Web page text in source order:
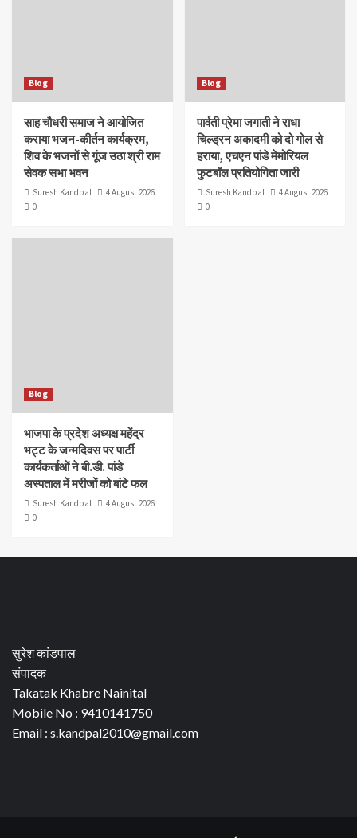
Blog
साह चौधरी समाज ने आयोजित
कराया भजन-कीर्तन कार्यक्रम,
शिव के भजनों से गूंज उठा श्री राम
सेवक सभा भवन
Suresh Kandpal
4 August 2026
0
Blog
पार्वती प्रेमा जगाती ने राधा
चिल्ड्रन अकादमी को दो गोल से
हराया, एचएन पांडे मेमोरियल
फुटबॉल प्रतियोगिता जारी
Suresh Kandpal
4 August 2026
0
Blog
भाजपा के प्रदेश अध्यक्ष महेंद्र
भट्ट के जन्मदिवस पर पार्टी
कार्यकर्ताओं ने बी.डी. पांडे
अस्पताल में मरीजों को बांटे फल
Suresh Kandpal
4 August 2026
0
सुरेश कांडपाल
संपादक
Takatak Khabre Nainital
Mobile No : 9410141750
Email : s.kandpal2010@gmail.com